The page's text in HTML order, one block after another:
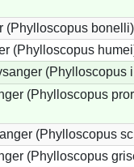
(Phylloscopus bonelli)
(Phylloscopus
(Phylloscopus
(Phylloscopus
(Phylloscopus
(Phylloscopus